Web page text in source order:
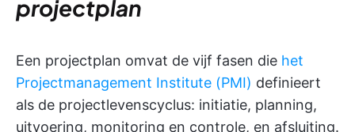
projectplan
Een projectplan omvat de vijf fasen die het
Projectmanagement Institute (PMI) definieert
als de projectlevenscyclus: initiatie, planning,
uitvoering, monitoring en controle, en afsluiting.